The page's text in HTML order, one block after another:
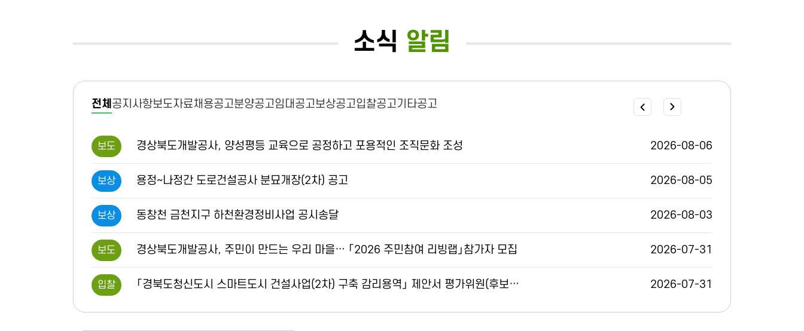
소식 알림
전체 공지사항보도자료채용공고분양공고임대공고보상공고입찰공고기타공고
전
체
보도 경상북도개발공사, 양성평등 교육으로 공정하고 포용적인 조직문화 조성 2026-08-06
보상 용정~나정간 도로건설공사 분묘개장(2차) 공고 2026-08-05
보상 동창천 금천지구 하천환경정비사업 공시송달 2026-08-03
보도 경상북도개발공사, 주민이 만드는 우리 마을… 「2026 주민참여 리빙랩」참가자 모집 2026-07-31
입찰 「경북도청신도시 스마트도시 건설사업(2차) 구축 감리용역」 제안서 평가위원(후보자) 공개 모집 공고 2026-07-31